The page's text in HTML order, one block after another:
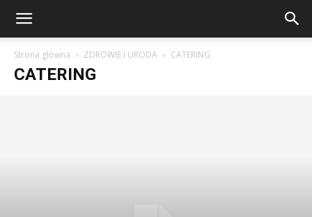
Strona główna ZDROWIE I URODA CATERING
CATERING